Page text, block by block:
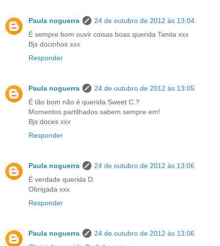
Paula noguerra
24 de outubro de 2012 às 13:04
É sempre bom ouvir coisas boas querida Tanita xxx
Bjs docinhos xxx
Responder
Paula noguerra
24 de outubro de 2012 às 13:05
É tão bom não é querida Sweet C.?
Momentos partilhados sabem sempre em!
Bjs doces xxx
Responder
Paula noguerra
24 de outubro de 2012 às 13:06
É verdade querida D.
Obrigada xxx
Responder
Paula noguerra
24 de outubro de 2012 às 13:06